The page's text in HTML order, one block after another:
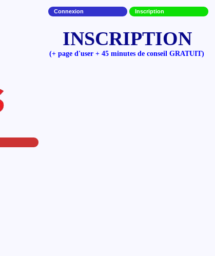
Connexion Inscription
INSCRIPTION
(+ page d'user + 45 minutes de conseil GRATUIT)